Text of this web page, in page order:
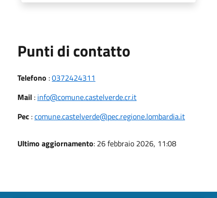
Punti di contatto
Telefono :0372424311
Mail : info@comune.castelverde.cr.it
Pec :comune.castelverde@pec.regione.lombardia.it
Ultimo aggiornamento: 26 febbraio 2026, 11:08